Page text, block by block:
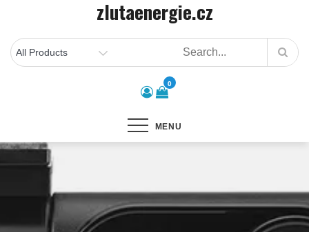
content
zlutaenergie.cz
0
MENU